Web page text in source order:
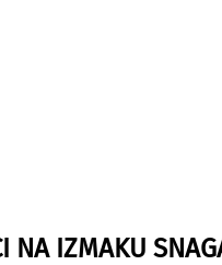
NA IZMAKU